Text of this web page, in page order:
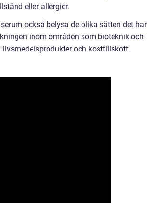
eller allergier.
också belysa de olika sätten det har
inom områden som bioteknik och
och kosttillskott.